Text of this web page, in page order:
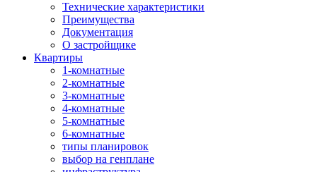
Технические характеристики
Преимущества
Документация
О застройщике
Квартиры
1-комнатные
2-комнатные
3-комнатные
4-комнатные
5-комнатные
6-комнатные
типы планировок
выбор на генплане